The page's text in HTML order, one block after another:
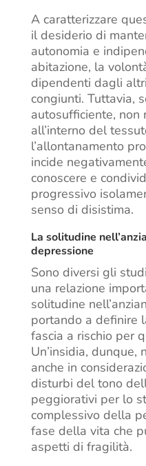
A caratterizzare
il desiderio di
autonomia e
abitazione, la
dipendenti dagli
congiunti. Tuttavia,
autosufficiente, non
all’interno del
l’allontanamento
incide
conoscere e
progressivo
senso di disistima.
La solitudine
depressione
Sono diversi gli
una relazione
solitudine
portando a definire
fascia a rischio per
Un’insidia, dunque,
anche in
disturbi del tono
peggiorativi per lo
complessivo della
fase della vita che
aspetti di fragilità.